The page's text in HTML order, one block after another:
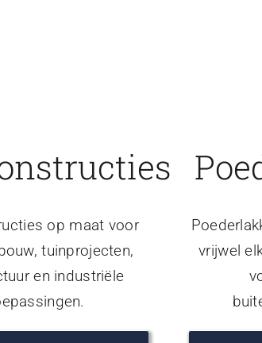
op maat voor
tuinprojecten,
en industriële
vrijwel